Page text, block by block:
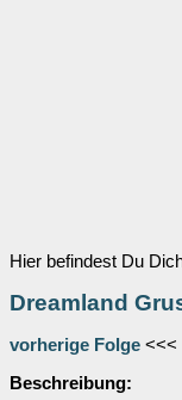
Hier befindest Du
Dreamland
vorherige Folge <<<
Beschreibung: